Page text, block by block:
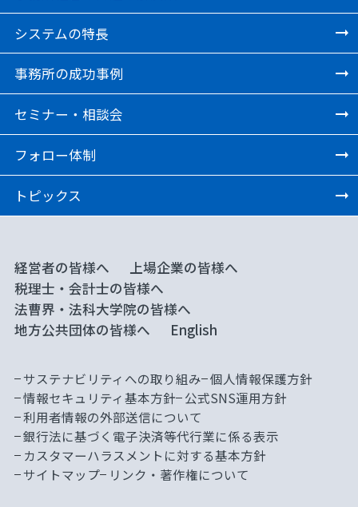
システムの特長
事務所の成功事例
セミナー・相談会
フォロー体制
トピックス
経営者の皆様へ
上場企業の皆様へ
税理士・会計士の皆様へ
法曹界・法科大学院の皆様へ
地方公共団体の皆様へ
English
サステナビリティへの取り組み 個人情報保護方針
情報セキュリティ基本方針 公式SNS運用方針
利用者情報の外部送信について
銀行法に基づく電子決済等代行業に係る表示
カスタマーハラスメントに対する基本方針
サイトマップ
リンク・著作権について